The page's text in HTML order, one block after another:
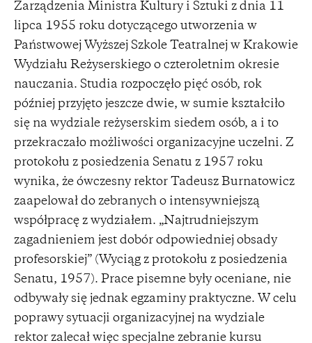
Zarządzenia Ministra Kultury i Sztuki z dnia 11
lipca 1955 roku dotyczącego utworzenia w
Państwowej Wyższej Szkole Teatralnej w Krakowie
Wydziału Reżyserskiego o czteroletnim okresie
nauczania. Studia rozpoczęło pięć osób, rok
później przyjęto jeszcze dwie, w sumie kształciło
się na wydziale reżyserskim siedem osób, a i to
przekraczało możliwości organizacyjne uczelni. Z
protokołu z posiedzenia Senatu z 1957 roku
wynika, że ówczesny rektor Tadeusz Burnatowicz
zaapelował do zebranych o intensywniejszą
współpracę z wydziałem. „Najtrudniejszym
zagadnieniem jest dobór odpowiedniej obsady
profesorskiej” (Wyciąg z protokołu z posiedzenia
Senatu, 1957). Prace pisemne były oceniane, nie
odbywały się jednak egzaminy praktyczne. W celu
poprawy sytuacji organizacyjnej na wydziale
rektor zalecał więc specjalne zebranie kursu